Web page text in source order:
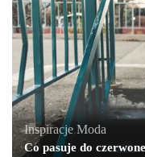
Inspiracje,Moda
Co pasuje do